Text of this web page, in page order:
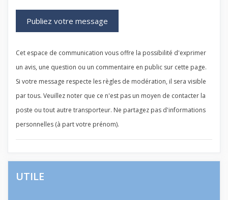
Cet espace de communication vous offre la possibilité d'exprimer
un avis, une question ou un commentaire en public sur cette page.
Si votre message respecte les règles de modération, il sera visible
par tous. Veuillez noter que ce n'est pas un moyen de contacter la
poste ou tout autre transporteur. Ne partagez pas d'informations
personnelles (à part votre prénom).
UTILE